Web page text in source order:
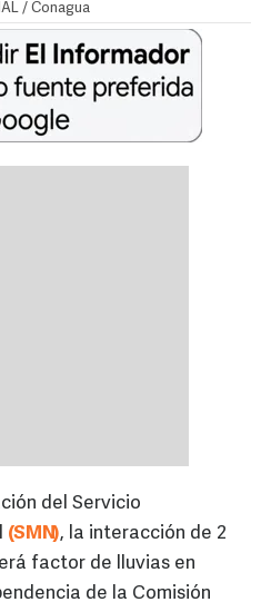
/ Conagua
del Servicio
(SMN), la interacción de 2
factor de lluvias en
de la Comisión